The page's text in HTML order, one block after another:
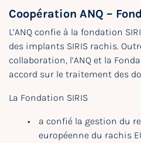
Coopération ANQ –
L’ANQ confie à la fondation
des implants SIRIS rachis.
collaboration, l’ANQ et la
accord sur le traitement des
La Fondation SIRIS
a confié la gestion du
européenne du rachis